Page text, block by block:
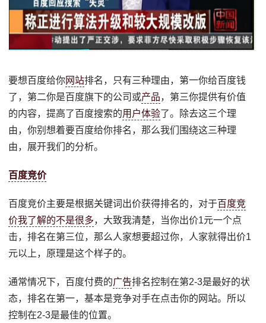
要想百度给你网站排名，只有三种理由，第一你给百度钱
了，第二你是百度旗下的公司或产品，第三你提供有价值
的内容，提高了百度搜索的用户体验了。除去这三个理
由，你别想着要百度给你排名，那么我们围绕这三种理
由，展开我们的分析。
百度竞价
百度竞价主要是根据关键词出价获得排名的，对于百度竞
价我了解的不是很多，大致我清楚，当你出价1元一个点
击，排名在第三位，那么人家想要超过你，人家就得出价1
元以上，原理是这个样子的。
通常情况下，百度付费的广告排名控制在第2-3是最好的状
态，排名在第一，基本是竞争对手在点击你的网站。所以
控制在2-3是最佳的位置。